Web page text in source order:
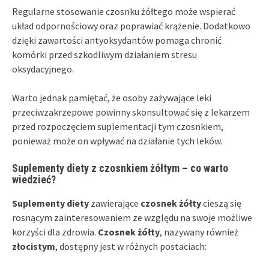
Regularne stosowanie czosnku żółtego może wspierać
układ odpornościowy oraz poprawiać krążenie. Dodatkowo
dzięki zawartości antyoksydantów pomaga chronić
komórki przed szkodliwym działaniem stresu
oksydacyjnego.
Warto jednak pamiętać, że osoby zażywające leki
przeciwzakrzepowe powinny skonsultować się z lekarzem
przed rozpoczęciem suplementacji tym czosnkiem,
ponieważ może on wpływać na działanie tych leków.
Suplementy diety z czosnkiem żółtym – co warto
wiedzieć?
Suplementy diety zawierające czosnek żółtycieszą się
rosnącym zainteresowaniem ze względu na swoje możliwe
korzyści dla zdrowia. Czosnek żółty, nazywany również
złocistym, dostępny jest w różnych postaciach: